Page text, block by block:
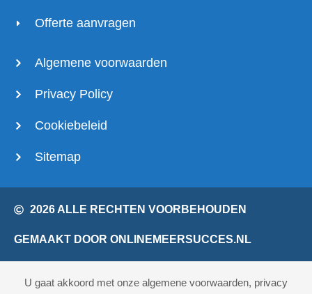
Offerte aanvragen
Algemene voorwaarden
Privacy Policy
Cookiebeleid
Sitemap
2026 ALLE RECHTEN VOORBEHOUDEN
GEMAAKT DOOR ONLINEMEERSUCCES.NL
U gaat akkoord met onze algemene voorwaarden, privacy